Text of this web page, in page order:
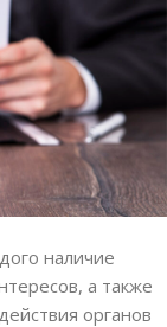
наличие
а также
органов